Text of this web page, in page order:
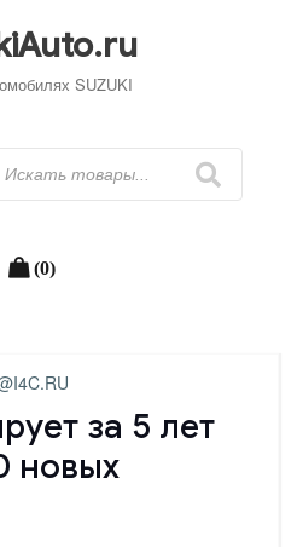
SUZUKI
(0)
за 5 лет
новых